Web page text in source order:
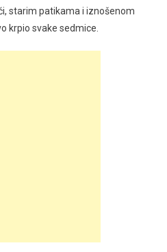
starim patikama i iznošenom
krpio svake sedmice.